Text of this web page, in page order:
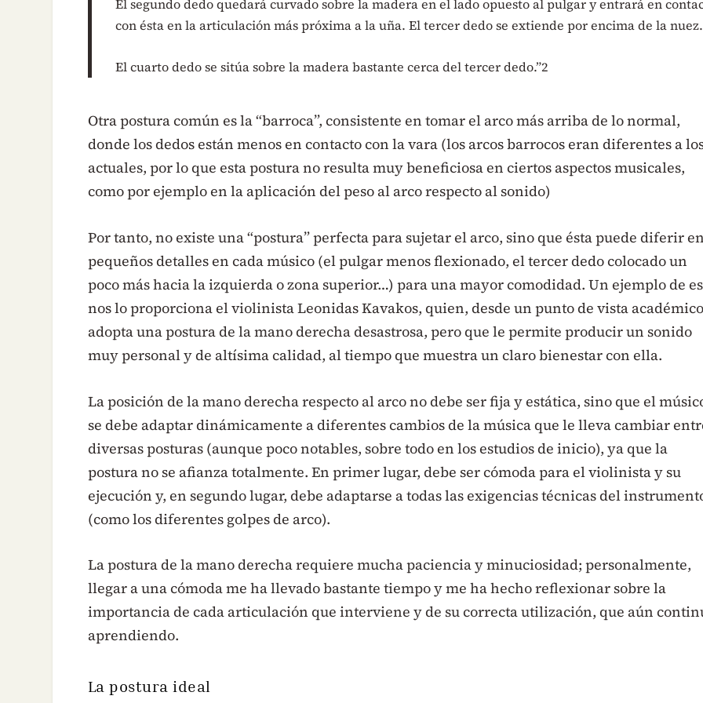
El segundo dedo quedará curvado sobre la madera en el lado opuesto al pulgar y entrará en
con ésta en la articulación más próxima a la uña. El tercer dedo se extiende por encima de la nuez.
El cuarto dedo se sitúa sobre la madera bastante cerca del tercer dedo.”2
Otra postura común es la “barroca”, consistente en tomar el arco más arriba de lo normal,
donde los dedos están menos en contacto con la vara (los arcos barrocos eran diferentes a
actuales, por lo que esta postura no resulta muy beneficiosa en ciertos aspectos musicales,
como por ejemplo en la aplicación del peso al arco respecto al sonido)
Por tanto, no existe una “postura” perfecta para sujetar el arco, sino que ésta puede diferir en
pequeños detalles en cada músico (el pulgar menos flexionado, el tercer dedo colocado un
poco más hacia la izquierda o zona superior…) para una mayor comodidad. Un ejemplo de
nos lo proporciona el violinista Leonidas Kavakos, quien, desde un punto de vista
adopta una postura de la mano derecha desastrosa, pero que le permite producir un sonido
muy personal y de altísima calidad, al tiempo que muestra un claro bienestar con ella.
La posición de la mano derecha respecto al arco no debe ser fija y estática, sino que el
se debe adaptar dinámicamente a diferentes cambios de la música que le lleva cambiar
diversas posturas (aunque poco notables, sobre todo en los estudios de inicio), ya que la
postura no se afianza totalmente. En primer lugar, debe ser cómoda para el violinista y su
ejecución y, en segundo lugar, debe adaptarse a todas las exigencias técnicas del
(como los diferentes golpes de arco).
La postura de la mano derecha requiere mucha paciencia y minuciosidad; personalmente,
llegar a una cómoda me ha llevado bastante tiempo y me ha hecho reflexionar sobre la
importancia de cada articulación que interviene y de su correcta utilización, que aún
aprendiendo.
La postura ideal